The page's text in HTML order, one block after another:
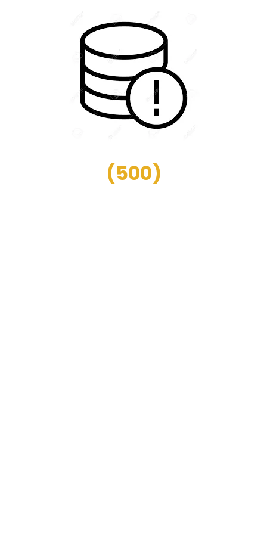
(500)